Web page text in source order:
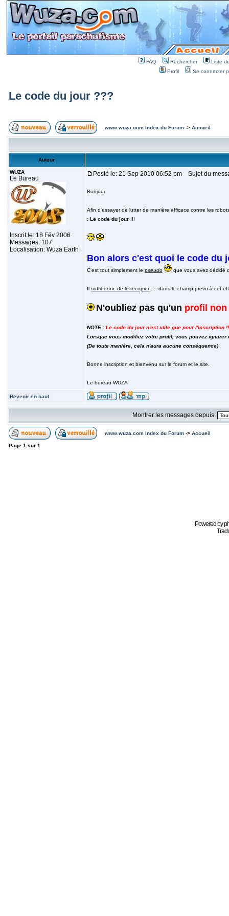
FAQ Rechercher
Liste
Profil
Se connecter
Le code du jour ???
www.wuza.com Index du Forum-> Accueil
Auteur
WUZA
Le Bureau
Inscrit le: 18 Fév 2006
Messages: 107
Localisation: Wuza Earth
Posté le: 21 Sep 2010 06:52 pm Sujet du
Bonjour
Afin d'essayer de lutter de manière efficace contre les
: Le code du jour !!!
Bon alors c'est quoi le code du
C'est tout simplement le pseudo que vous avez décidé
Il suffit donc de le recopier .... dans le champ prevu à cet
N'oubliez pas qu'un profil
NOTE : Le code du jour n'est utile que pour l'inscription
Lorsque vous modifiez votre profil, vous pouvez ignorer
(De toute manière, cela n'aura aucune conséquence)
Bonne inscription et bienvenu sur le forum et le site.
Le bureau WUZA
Revenir en haut
Montrer les messages depuis:
www.wuza.com Index du Forum-> Accueil
Page 1 sur 1
Powered by